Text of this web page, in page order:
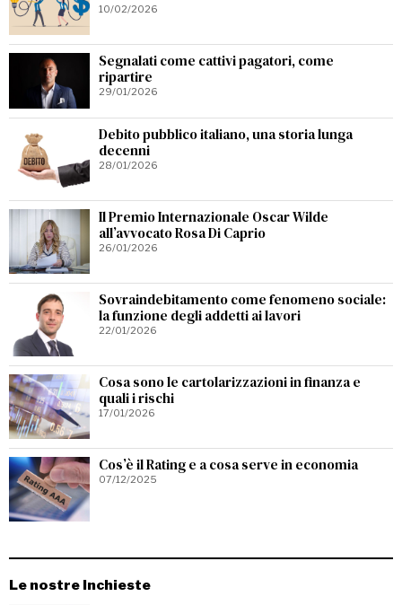
10/02/2026
Segnalati come cattivi pagatori, come
ripartire
29/01/2026
Debito pubblico italiano, una storia lunga
decenni
28/01/2026
Il Premio Internazionale Oscar Wilde
all’avvocato Rosa Di Caprio
26/01/2026
Sovraindebitamento come fenomeno sociale:
la funzione degli addetti ai lavori
22/01/2026
Cosa sono le cartolarizzazioni in finanza e
quali i rischi
17/01/2026
Cos’è il Rating e a cosa serve in economia
07/12/2025
Le nostre Inchieste